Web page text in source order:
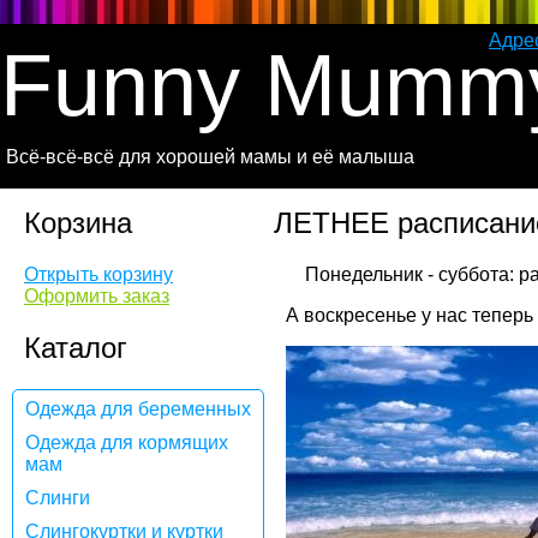
Funny
Всё-всё-всё для хорошей мамы и её малыша
Корзина
Открыть корзину
Оформить заказ
Каталог
Одежда для беременных
Одежда для кормящих
мам
Слинги
Слингокуртки и куртки
ЛЕТНЕЕ
А воскресенье у нас